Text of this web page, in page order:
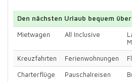
Den nächsten Urlaub bequem
Mietwagen
All Inclusive
Kreuzfahrten Ferienwohnungen
Charterflüge
Pauschalreisen